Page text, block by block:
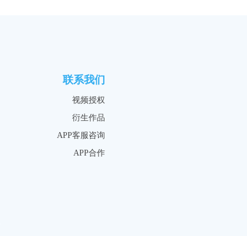
联系我们
视频授权
衍生作品
APP客服咨询
APP合作